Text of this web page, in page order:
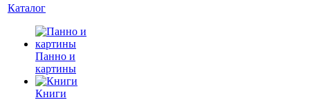
Каталог
Панно и
картины
Книги